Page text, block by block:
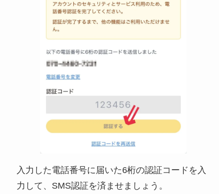
入力した電話番号に届いた6桁の認証コードを入
力して、SMS認証を済ませましょう。